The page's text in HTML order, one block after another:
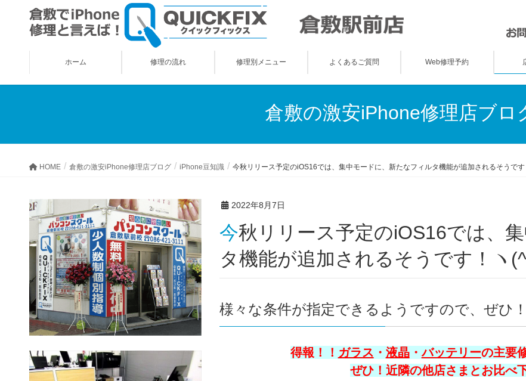
ホーム 修理の流れ 修理別メニュー よくあるご質問 Web修理予約
倉敷の激安iPhone修理店ブロ
HOME 倉敷の激安iPhone修理店ブログ iPhone豆知識 今秋リリース予定のiOS16では、集中モードに、新たなフィルタ機能が追加されるそうで
2022年8月7日
今秋リリース予定のiOS16では、集中モードに、新たなフィル
タ機能が追加されるそうです！ヽ
様々な条件が指定できるようですので、ぜひ
得報！！ ガラス ・ 液晶・バッテリーの主要
ぜひ！近隣の他店さまとお比べ